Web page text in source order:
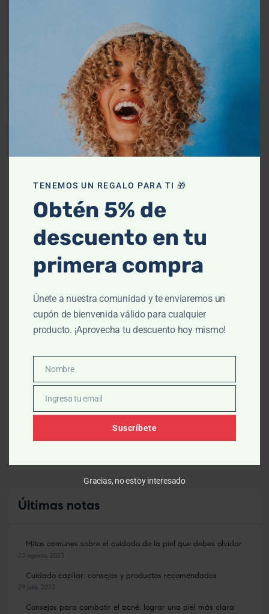
Cuidado Capilar
Categoríasde blogs
Antiedad(1)
Cuidado capilar(2)
Últimas notas
Mitos comunes sobre el cuidado de la piel que debes olvidar
23 agosto, 2023
Cuidado capilar: consejos y productos recomendados
29 julio, 2023
Consejos para combatir el acné: lograr una piel más clara
TENEMOS UN REGALO PARA TI 🎁
Obtén 5% de
descuento en tu
primera compra
Únete a nuestra comunidad y te enviaremos un
cupón de bienvenida válido para cualquier
producto. ¡Aprovecha tu descuento hoy mismo!
Nombre
Nombre
Email
Ingresa tu email
Suscríbete
Gracias, no estoy interesado